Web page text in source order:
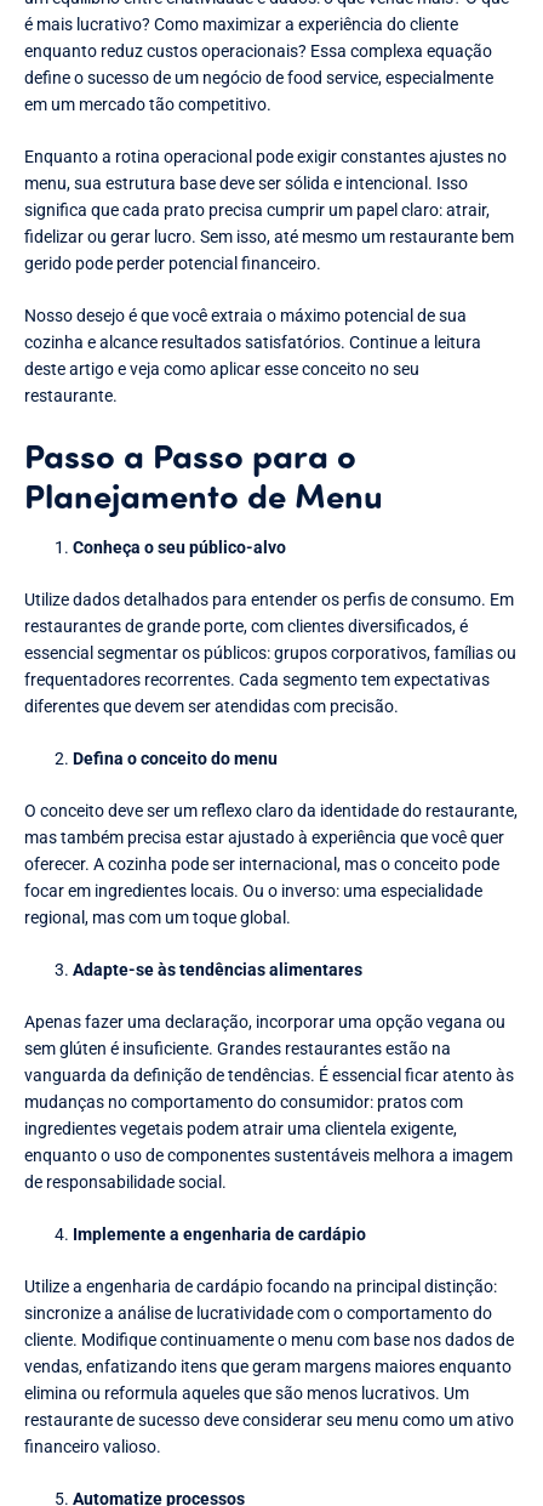
é mais lucrativo? Como maximizar a experiência do cliente
enquanto reduz custos operacionais? Essa complexa equação
define o sucesso de um negócio de food service, especialmente
em um mercado tão competitivo.
Enquanto a rotina operacional pode exigir constantes ajustes no
menu, sua estrutura base deve ser sólida e intencional. Isso
significa que cada prato precisa cumprir um papel claro: atrair,
fidelizar ou gerar lucro. Sem isso, até mesmo um restaurante bem
gerido pode perder potencial financeiro.
Nosso desejo é que você extraia o máximo potencial de sua
cozinha e alcance resultados satisfatórios. Continue a leitura
deste artigo e veja como aplicar esse conceito no seu
restaurante.
Passo a Passo para o
Planejamento de Menu
Conheça o seu público-alvo
Utilize dados detalhados para entender os perfis de consumo. Em
restaurantes de grande porte, com clientes diversificados, é
essencial segmentar os públicos: grupos corporativos, famílias ou
frequentadores recorrentes. Cada segmento tem expectativas
diferentes que devem ser atendidas com precisão.
Defina o conceito do menu
O conceito deve ser um reflexo claro da identidade do restaurante,
mas também precisa estar ajustado à experiência que você quer
oferecer. A cozinha pode ser internacional, mas o conceito pode
focar em ingredientes locais. Ou o inverso: uma especialidade
regional, mas com um toque global.
Adapte-se às tendências alimentares
Apenas fazer uma declaração, incorporar uma opção vegana ou
sem glúten é insuficiente. Grandes restaurantes estão na
vanguarda da definição de tendências. É essencial ficar atento às
mudanças no comportamento do consumidor: pratos com
ingredientes vegetais podem atrair uma clientela exigente,
enquanto o uso de componentes sustentáveis melhora a imagem
de responsabilidade social.
Implemente a engenharia de cardápio
Utilize a engenharia de cardápio focando na principal distinção:
sincronize a análise de lucratividade com o comportamento do
cliente. Modifique continuamente o menu com base nos dados de
vendas, enfatizando itens que geram margens maiores enquanto
elimina ou reformula aqueles que são menos lucrativos. Um
restaurante de sucesso deve considerar seu menu como um ativo
financeiro valioso.
Automatize processos